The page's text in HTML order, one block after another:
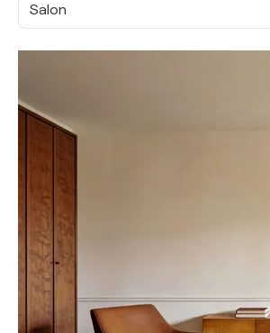
Salon